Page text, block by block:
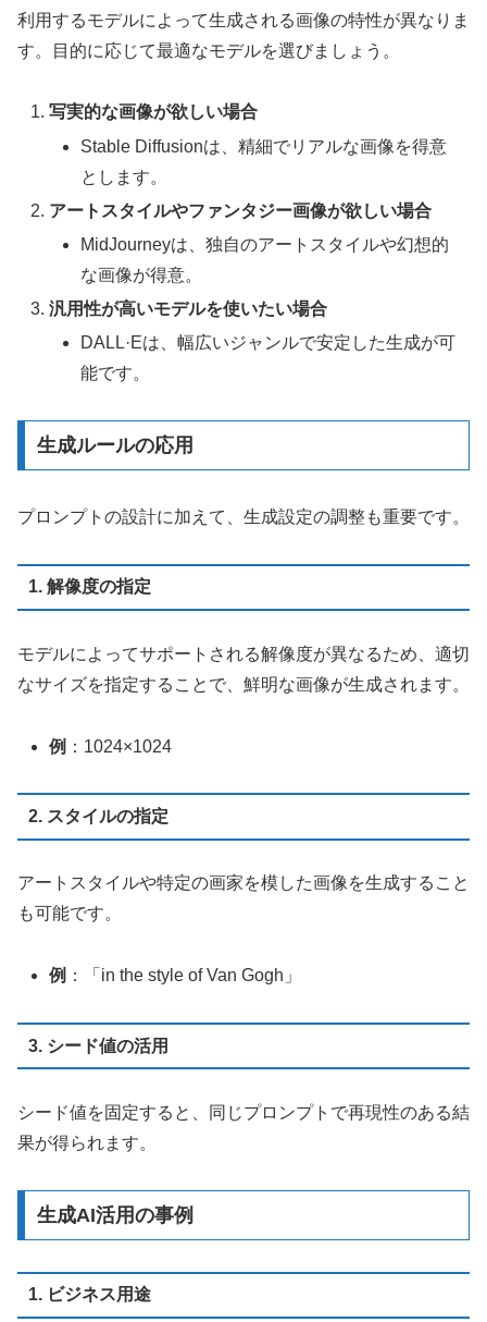
利用するモデルによって生成される画像の特性が異なりま
す。目的に応じて最適なモデルを選びましょう。
写実的な画像が欲しい場合
Stable Diffusionは、精細でリアルな画像を得意
とします。
アートスタイルやファンタジー画像が欲しい場合
MidJourneyは、独自のアートスタイルや幻想的
な画像が得意。
汎用性が高いモデルを使いたい場合
DALL·Eは、幅広いジャンルで安定した生成が可
能です。
生成ルールの応用
プロンプトの設計に加えて、生成設定の調整も重要です。
1. 解像度の指定
モデルによってサポートされる解像度が異なるため、適切
なサイズを指定することで、鮮明な画像が生成されます。
例 ：1024×1024
2. スタイルの指定
アートスタイルや特定の画家を模した画像を生成すること
も可能です。
例 ：「in the style of Van Gogh」
3. シード値の活用
シード値を固定すると、同じプロンプトで再現性のある結
果が得られます。
生成AI活用の事例
1. ビジネス用途